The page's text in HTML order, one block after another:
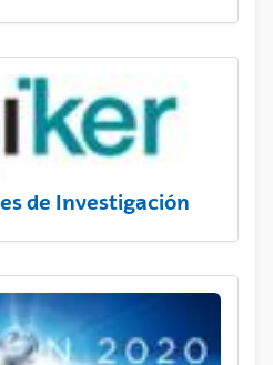
de Investigación